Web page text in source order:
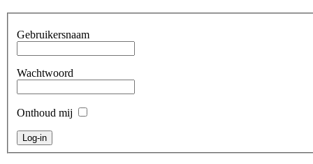
Gebruikersnaam
Wachtwoord
Onthoud mij